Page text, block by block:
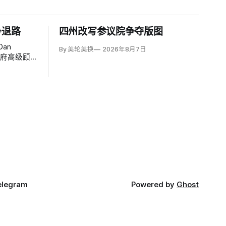
路
高级顾
四州改写参议院争夺版图
By 美轮美换 2026年8月7日
Powered by Ghost